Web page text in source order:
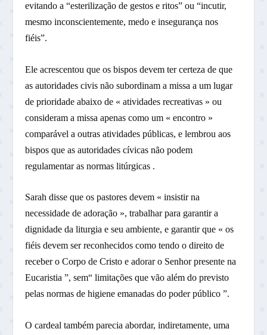
evitando a “esterilização de gestos e ritos” ou “incutir,
mesmo inconscientemente, medo e insegurança nos
fiéis”.
Ele acrescentou que os bispos devem ter certeza de que
as autoridades civis não subordinam a missa a um lugar
de prioridade abaixo de « atividades recreativas » ou
consideram a missa apenas como um « encontro »
comparável a outras atividades públicas, e lembrou aos
bispos que as autoridades cívicas não podem
regulamentar as normas litúrgicas .
Sarah disse que os pastores devem « insistir na
necessidade de adoração », trabalhar para garantir a
dignidade da liturgia e seu ambiente, e garantir que « os
fiéis devem ser reconhecidos como tendo o direito de
receber o Corpo de Cristo e adorar o Senhor presente na
Eucaristia ”, sem“ limitações que vão além do previsto
pelas normas de higiene emanadas do poder público ”.
O cardeal também parecia abordar, indiretamente, uma